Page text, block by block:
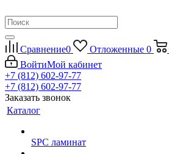
Сравнение0 Отложенные 0
ВойтиМой кабинет
+7 (812) 602-97-77
+7 (812) 602-97-77
Заказать звонок
Каталог
SPC ламинат